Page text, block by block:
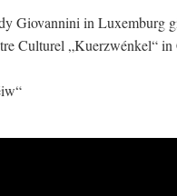
Giovannini in Luxemburg
Culturel „Kuerzwénkel“ in